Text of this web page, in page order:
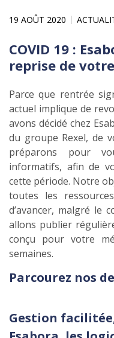
19 AOÛT 2020
COVID 19 :
reprise de
Parce que rentrée
actuel implique de
avons décidé chez
du groupe Rexel, de
préparons pour
informatifs, afin de
cette période. Notre
toutes les
d’avancer, malgré le
allons publier
conçu pour votre
semaines.
Parcourez nos
Gestion